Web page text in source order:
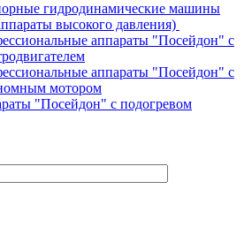
гидродинамические машины
высокого давления)
аппараты "Посейдон" с
аппараты "Посейдон" с
мотором
"Посейдон" с подогревом